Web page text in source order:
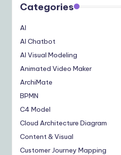
Categories
AI
AI Chatbot
AI Visual Modeling
Animated Video Maker
ArchiMate
BPMN
C4 Model
Cloud Architecture Diagram
Content & Visual
Customer Journey Mapping